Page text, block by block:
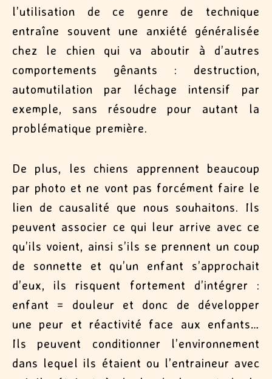
l’utilisation de ce genre de technique
entraîne souvent une anxiété généralisée
chez le chien qui va aboutir à d’autres
comportements gênants : destruction,
automutilation par léchage intensif par
exemple, sans résoudre pour autant la
problématique première.
De plus, les chiens apprennent beaucoup
par photo et ne vont pas forcément faire le
lien de causalité que nous souhaitons. Ils
peuvent associer ce qui leur arrive avec ce
qu’ils voient, ainsi s’ils se prennent un coup
de sonnette et qu’un enfant s’approchait
d’eux, ils risquent fortement d’intégrer :
enfant = douleur et donc de développer
une peur et réactivité face aux enfants…
Ils peuvent conditionner l’environnement
dans lequel ils étaient ou l’entraineur avec